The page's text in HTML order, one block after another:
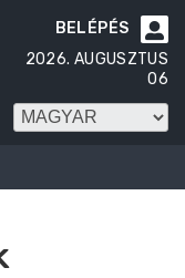

BELÉPÉS
2026. AUGUSZTUS
06